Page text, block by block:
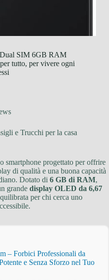
SIM 6GB RAM
tutto, per vivere ogni
e Trucchi per la casa
smartphone progettato per offrire
di qualità e una buona capacità
Dotato di 6 GB di RAM,
grande display OLED da 6,67
per chi cerca uno
– Forbici Professionali da
e Senza Sforzo nel Tuo